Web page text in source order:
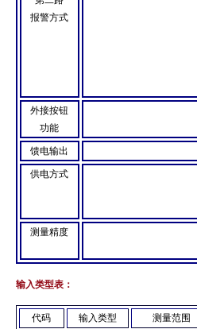
报警方式
外接按钮
功能
馈电输出
供电方式
测量精度
输入类型表：
代码 输入类型 测量范围